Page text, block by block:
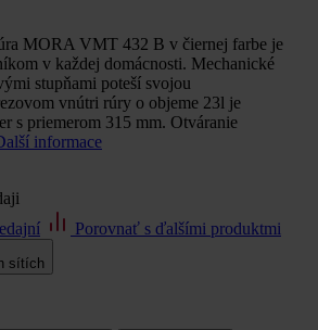
MORA VMT 432 B v čiernej farbe je
v každej domácnosti. Mechanické
stupňami poteší svojou
vnútri rúry o objeme 23l je
s priemerom 315 mm. Otváranie
informace
Porovnať s ďalšími produktmi
sítích